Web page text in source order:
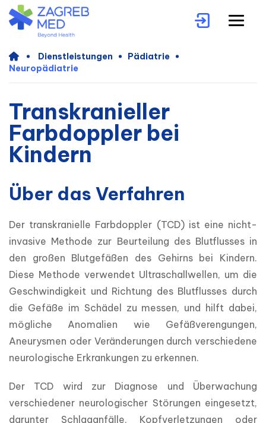
Dienstleistungen
Pädiatrie
Neuropädiatrie
Transkranieller
Farbdoppler bei
Kindern
Über das Verfahren
Der transkranielle Farbdoppler (TCD) ist eine nicht-
invasive Methode zur Beurteilung des Blutflusses in
den großen Blutgefäßen des Gehirns bei Kindern.
Diese Methode verwendet Ultraschallwellen, um die
Geschwindigkeit und Richtung des Blutflusses durch
die Gefäße im Schädel zu messen, und hilft dabei,
mögliche Anomalien wie Gefäßverengungen,
Aneurysmen oder Veränderungen durch verschiedene
neurologische Erkrankungen zu erkennen.
Der TCD wird zur Diagnose und Überwachung
verschiedener neurologischer Störungen eingesetzt,
darunter Schlaganfälle, Kopfverletzungen oder